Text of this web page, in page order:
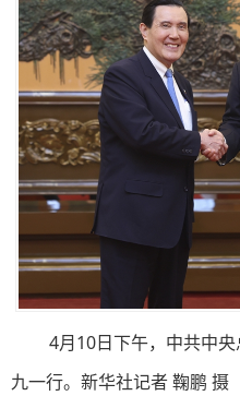
4月10日下午，中共中
九一行。新华社记者 鞠鹏 摄